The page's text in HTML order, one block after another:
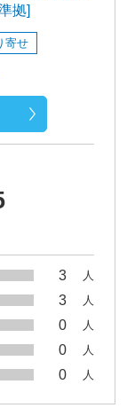
拠]
寄せ
3 人
3 人
0 人
0 人
0 人